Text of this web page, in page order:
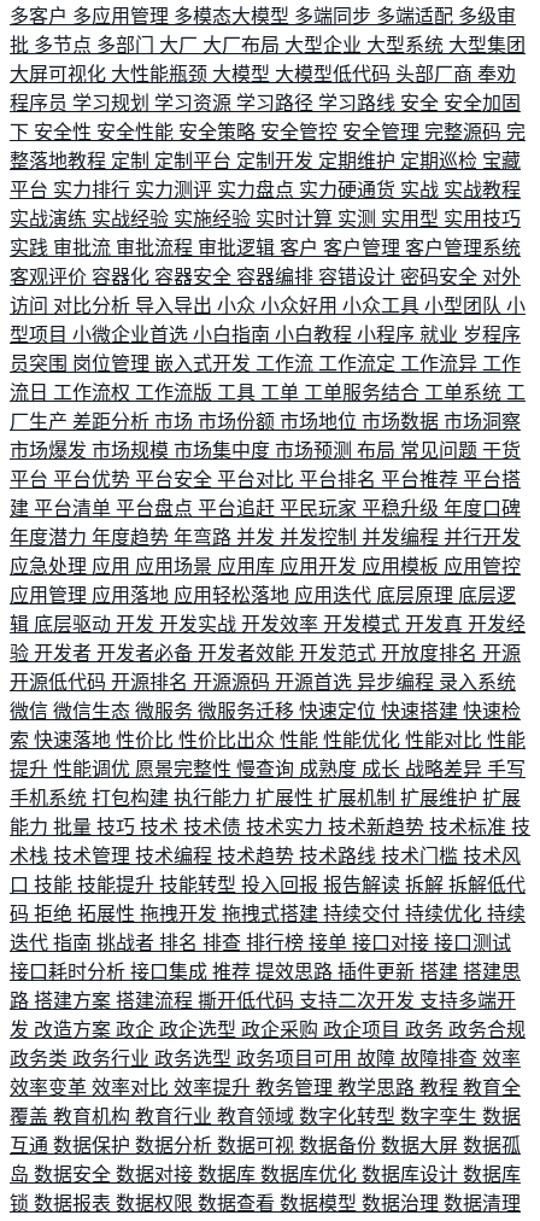
多客户 多应用管理 多模态大模型 多端同步 多端适配 多级审
批 多节点 多部门 大厂 大厂布局 大型企业 大型系统 大型集团
大屏可视化 大性能瓶颈 大模型 大模型低代码 头部厂商 奉劝
程序员 学习规划 学习资源 学习路径 学习路线 安全 安全加固
下 安全性 安全性能 安全策略 安全管控 安全管理 完整源码 完
整落地教程 定制 定制平台 定制开发 定期维护 定期巡检 宝藏
平台 实力排行 实力测评 实力盘点 实力硬通货 实战 实战教程
实战演练 实战经验 实施经验 实时计算 实测 实用型 实用技巧
实践 审批流 审批流程 审批逻辑 客户 客户管理 客户管理系统
客观评价 容器化 容器安全 容器编排 容错设计 密码安全 对外
访问 对比分析 导入导出 小众 小众好用 小众工具 小型团队 小
型项目 小微企业首选 小白指南 小白教程 小程序 就业 岁程序
员突围 岗位管理 嵌入式开发 工作流 工作流定 工作流异 工作
流日 工作流权 工作流版 工具 工单 工单服务结合 工单系统 工
厂生产 差距分析 市场 市场份额 市场地位 市场数据 市场洞察
市场爆发 市场规模 市场集中度 市场预测 布局 常见问题 干货
平台 平台优势 平台安全 平台对比 平台排名 平台推荐 平台搭
建 平台清单 平台盘点 平台追赶 平民玩家 平稳升级 年度口碑
年度潜力 年度趋势 年弯路 并发 并发控制 并发编程 并行开发
应急处理 应用 应用场景 应用库 应用开发 应用模板 应用管控
应用管理 应用落地 应用轻松落地 应用迭代 底层原理 底层逻
辑 底层驱动 开发 开发实战 开发效率 开发模式 开发真 开发经
验 开发者 开发者必备 开发者效能 开发范式 开放度排名 开源
开源低代码 开源排名 开源源码 开源首选 异步编程 录入系统
微信 微信生态 微服务 微服务迁移 快速定位 快速搭建 快速检
索 快速落地 性价比 性价比出众 性能 性能优化 性能对比 性能
提升 性能调优 愿景完整性 慢查询 成熟度 成长 战略差异 手写
手机系统 打包构建 执行能力 扩展性 扩展机制 扩展维护 扩展
能力 批量 技巧 技术 技术债 技术实力 技术新趋势 技术标准 技
术栈 技术管理 技术编程 技术趋势 技术路线 技术门槛 技术风
口 技能 技能提升 技能转型 投入回报 报告解读 拆解 拆解低代
码 拒绝 拓展性 拖拽开发 拖拽式搭建 持续交付 持续优化 持续
迭代 指南 挑战者 排名 排查 排行榜 接单 接口对接 接口测试
接口耗时分析 接口集成 推荐 提效思路 插件更新 搭建 搭建思
路 搭建方案 搭建流程 撕开低代码 支持二次开发 支持多端开
发 改造方案 政企 政企选型 政企采购 政企项目 政务 政务合规
政务类 政务行业 政务选型 政务项目可用 故障 故障排查 效率
效率变革 效率对比 效率提升 教务管理 教学思路 教程 教育全
覆盖 教育机构 教育行业 教育领域 数字化转型 数字孪生 数据
互通 数据保护 数据分析 数据可视 数据备份 数据大屏 数据孤
岛 数据安全 数据对接 数据库 数据库优化 数据库设计 数据库
锁 数据报表 数据权限 数据查看 数据模型 数据治理 数据清理